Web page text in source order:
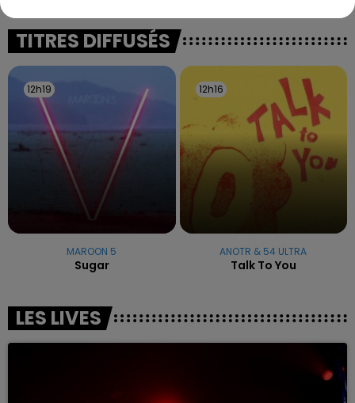
excuses.
TITRES DIFFUSÉS
12h19
12h19
MAROON 5
Sugar
12h16
12h16
ANOTR & 54 ULTRA
Talk To You
LES LIVES